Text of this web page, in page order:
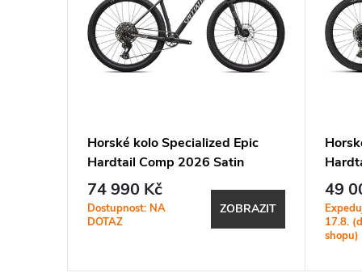
Horské kolo Specialized Epic
Hardtail Comp 2026 Satin
Carbon / Metallic White Silver
74 990 Kč
Dostupnost: NA
DOTAZ
ZOBRAZIT
49
17.8.
shopu)